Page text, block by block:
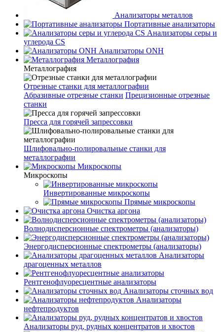
Анализаторы металлов
Портативные анализаторы
Анализаторы серы и
углерода CS
Анализаторы ONH
Металлография
Металлография
Отрезные станки для металлографии
Абразивные отрезные станки Прецизионные отрезные
станки
Пресса для горячей запрессовки
Шлифовально-полировальные станки для
металлографии
Микроскопы
Микроскопы
Инвертированные микроскопы
Прямые микроскопы
Очистка аргона
Волнодисперсионные спектрометры (анализаторы)
Энергодисперсионные спектрометры (анализаторы)
Анализаторы
драгоценных металлов
Рентгенофлуоресцентные анализаторы
Анализаторы сточных вод
Анализаторы
нефтепродуктов
Анализаторы руд, рудных концентратов и хвостов